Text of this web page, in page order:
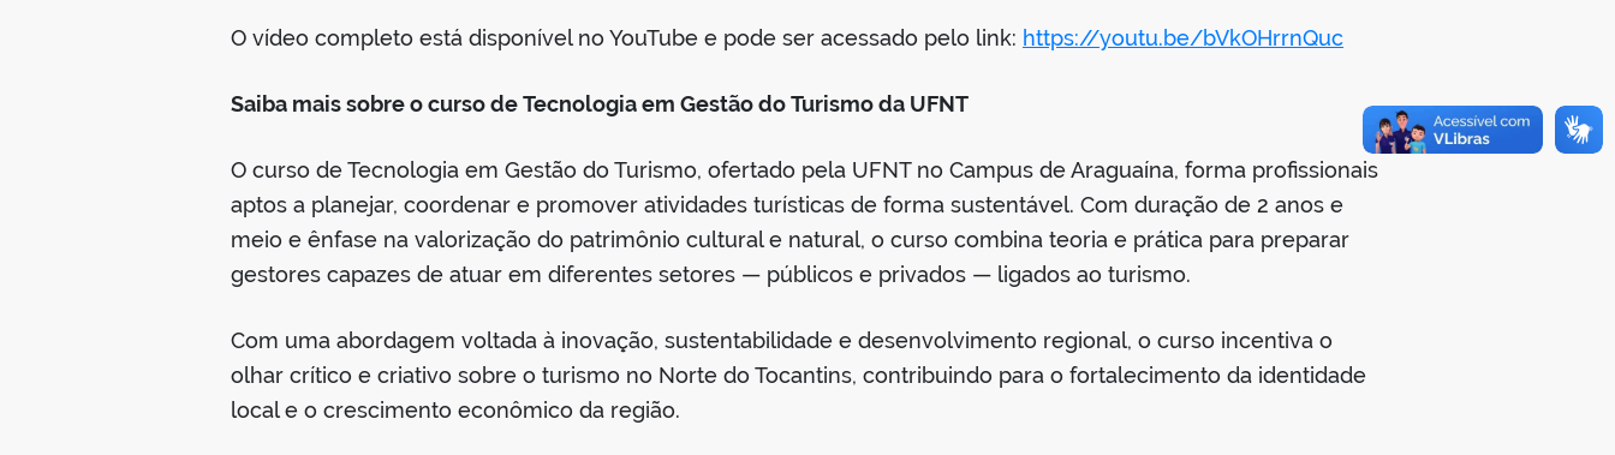
O vídeo completo está disponível no YouTube e pode ser acessado pelo link: https://youtu.be/bVkOHrrnQuc
Saiba mais sobre o curso de Tecnologia em Gestão do Turismo da UFNT
O curso de Tecnologia em Gestão do Turismo, ofertado pela UFNT no Campus de Araguaína, forma profissionais
aptos a planejar, coordenar e promover atividades turísticas de forma sustentável. Com duração de 2 anos e
meio e ênfase na valorização do patrimônio cultural e natural, o curso combina teoria e prática para preparar
gestores capazes de atuar em diferentes setores — públicos e privados — ligados ao turismo.
Com uma abordagem voltada à inovação, sustentabilidade e desenvolvimento regional, o curso incentiva o
olhar crítico e criativo sobre o turismo no Norte do Tocantins, contribuindo para o fortalecimento da identidade
local e o crescimento econômico da região.